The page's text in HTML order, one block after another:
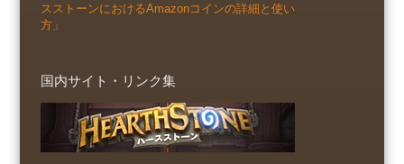
スストーンにおけるAmazonコインの詳細と使い
方」
国内サイト・リンク集